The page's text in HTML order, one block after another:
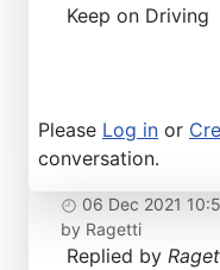
Keep on Driving
Please Log in or
conversation.
06 Dec 2021
by Ragetti
Replied by